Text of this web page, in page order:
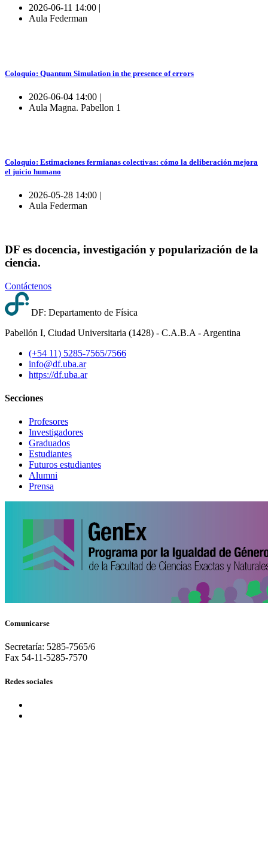
2026-06-11 14:00 |
Aula Federman
Coloquio: Quantum Simulation in the presence of errors
2026-06-04 14:00 |
Aula Magna. Pabellon 1
Coloquio: Estimaciones fermianas colectivas: cómo la deliberación mejora
el juicio humano
2026-05-28 14:00 |
Aula Federman
DF es docencia, investigación y popularización de la
ciencia.
Contáctenos
DF: Departamento de Física
Pabellón I, Ciudad Universitaria (1428) - C.A.B.A - Argentina
(+54 11) 5285-7565/7566
info@df.uba.ar
https://df.uba.ar
Secciones
Profesores
Investigadores
Graduados
Estudiantes
Futuros estudiantes
Alumni
Prensa
Comunicarse
Secretaría: 5285-7565/6
Fax 54-11-5285-7570
Redes sociales